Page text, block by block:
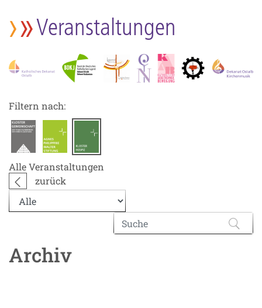
Veranstaltungen
Filtern nach:
Alle Veranstaltungen
zurück
Archiv